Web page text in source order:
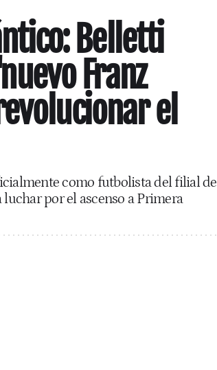
Belletti
Franz
el
como futbolista del filial de
por el ascenso a Primera